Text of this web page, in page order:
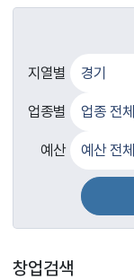
지열별
업종별
예산
창업검색